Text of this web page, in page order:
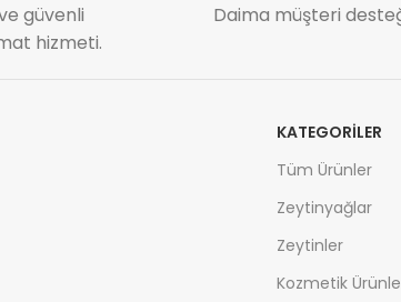
ve güvenli
hizmeti.
Daima müşteri
KATEGORİLER
Tüm Ürünler
Zeytinyağlar
Zeytinler
Kozmetik